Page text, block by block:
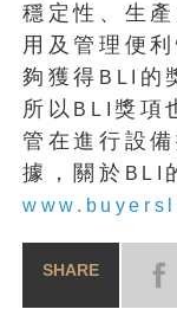
穩定性、生
用及管理便
夠獲得 BLI 的
所以 BLI 獎項
管在進行設
據，關於 BLI
SHARE